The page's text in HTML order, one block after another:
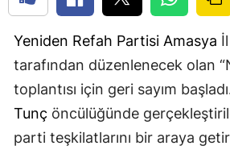
Yeniden Refah Partisi Amasya
tarafından düzenlenecek olan
toplantısı için geri sayım
Tunç öncülüğünde
parti teşkilatlarını bir araya